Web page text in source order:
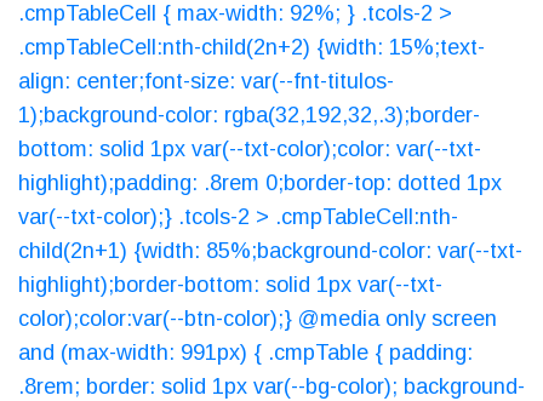
.cmpTableCell { max-width: 92%; } .tcols-2 >
.cmpTableCell:nth-child(2n+2) {width: 15%;text-
align: center;font-size: var(--fnt-titulos-
1);background-color: rgba(32,192,32,.3);border-
bottom: solid 1px var(--txt-color);color: var(--txt-
highlight);padding: .8rem 0;border-top: dotted 1px
var(--txt-color);} .tcols-2 > .cmpTableCell:nth-
child(2n+1) {width: 85%;background-color: var(--txt-
highlight);border-bottom: solid 1px var(--txt-
color);color:var(--btn-color);} @media only screen
and (max-width: 991px) { .cmpTable { padding:
.8rem; border: solid 1px var(--bg-color); background-